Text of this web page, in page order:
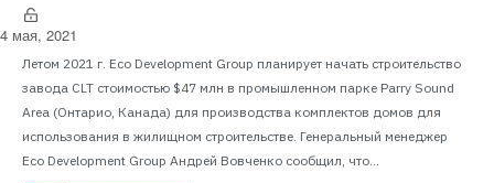
4 мая, 2021
Летом 2021 г. Eco Development Group планирует начать строительство
завода CLT стоимостью $47 млн в промышленном парке Parry Sound
Area (Онтарио, Канада) для производства комплектов домов для
использования в жилищном строительстве. Генеральный менеджер
Eco Development Group Андрей Вовченко сообщил, что...